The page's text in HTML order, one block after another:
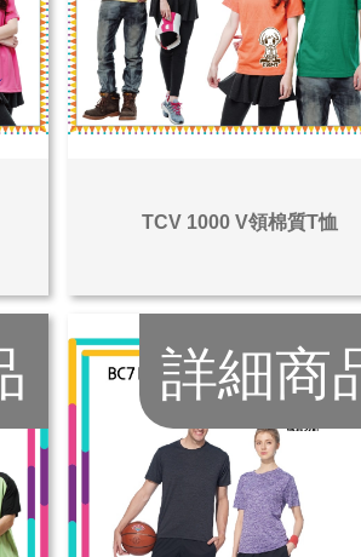
TCV 1000 V領棉質T恤
詳細商